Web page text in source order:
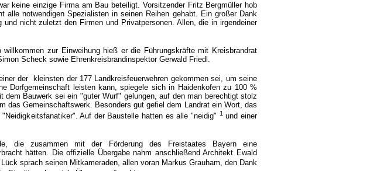
keine einzige Firma am Bau beteiligt. Vorsitzender Fritz Bergmüller hob
notwendigen Spezialisten in seinen Reihen gehabt. Ein großer Dank
nicht zuletzt den Firmen und Privatpersonen. Allen, die in irgendeiner
zur Einweihung hieß er die Führungskräfte mit Kreisbrandrat
Scheck sowie Ehrenkreisbrandinspektor Gerwald Friedl.
der kleinsten der 177 Landkreisfeuerwehren gekommen sei, um seine
Dorfgemeinschaft leisten kann, spiegele sich in Haidenkofen zu 100 %
Bauwerk sei ein "guter Wurf" gelungen, auf den man berechtigt stolz
das Gemeinschaftswerk. Besonders gut gefiel dem Landrat ein Wort, das
Auf der Baustelle hatten es alle "neidig" 1 und einer
die zusammen mit der Förderung des Freistaates Bayern eine
hätten.
Die offizielle Übergabe nahm anschließend Architekt Ewald
sprach seinen Mitkameraden, allen voran Markus Grauham, den Dank